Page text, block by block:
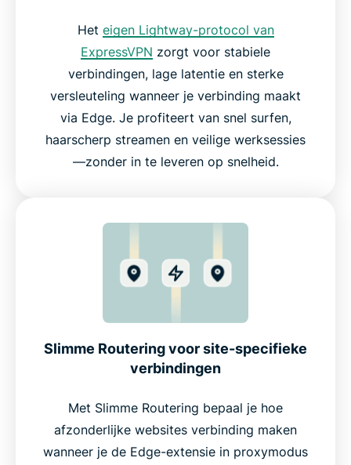
Het eigen Lightway-protocol van
ExpressVPN zorgt voor stabiele
verbindingen, lage latentie en sterke
versleuteling wanneer je verbinding maakt
via Edge. Je profiteert van snel surfen,
haarscherp streamen en veilige werksessies
—zonder in te leveren op snelheid.
Slimme Routering voor site-specifieke
verbindingen
Met Slimme Routering bepaal je hoe
afzonderlijke websites verbinding maken
wanneer je de Edge-extensie in proxymodus